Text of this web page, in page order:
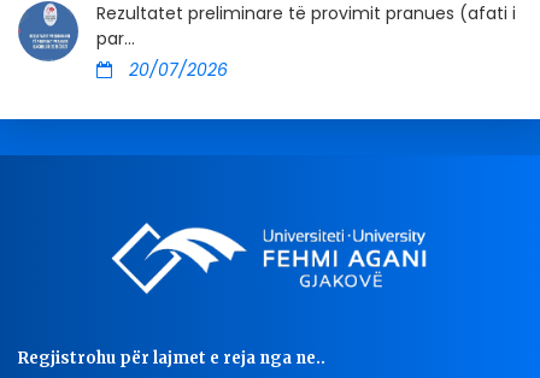
Rezultatet preliminare të provimit pranues (afati i
par...
20/07/2026
Regjistrohu për lajmet e reja nga ne..